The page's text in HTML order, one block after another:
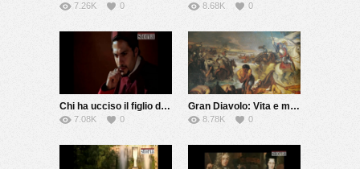
7.26K 0 8.68K 0
Chi ha ucciso il figlio della Gioconda?
7.08K 0
Gran Diavolo: Vita e morte di Giovanni dalle Bande Nere
8.78K 0